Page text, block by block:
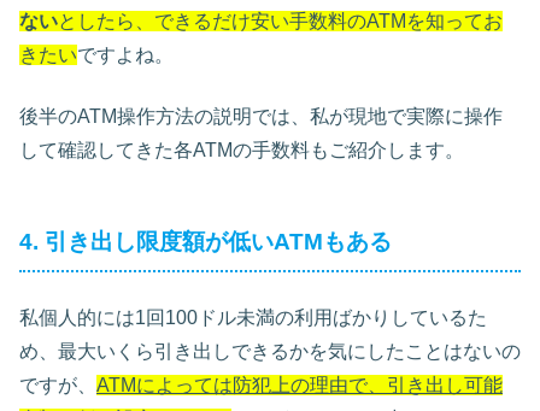
ないとしたら、できるだけ安い手数料のATMを知ってお
きたいですよね。
後半のATM操作方法の説明では、私が現地で実際に操作
して確認してきた各ATMの手数料もご紹介します。
4. 引き出し限度額が低いATMもある
私個人的には1回100ドル未満の利用ばかりしているた
め、最大いくら引き出しできるかを気にしたことはないの
ですが、 ATMによっては防犯上の理由で、引き出し可能